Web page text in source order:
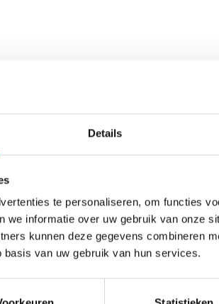
Details
te personaliseren, om functies
we informatie over uw gebruik van onze
kunnen deze gegevens combineren
van uw gebruik van hun services.
voor de diverse Prijon modellen,
spatzeil bretels, een opbergvak en is het
0 sterren op basis van 0 beoordelingen
JE BEOORDELING TOEVOEGEN